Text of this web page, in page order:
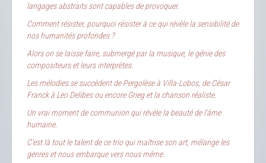
langages abstraits sont capables de provoquer.
Comment résister, pourquoi résister à ce qui révèle la sensibilité de
nos humanités profondes ?
Alors on se laisse faire, submergé par la musique, le génie des
compositeurs et leurs interprètes.
Les mélodies se succèdent de Pergolèse à Villa-Lobos, de César
Franck à Leo Delibes ou encore Grieg et la chanson réaliste.
Un vrai moment de communion qui révèle la beauté de l'âme
humaine.
C'est là tout le talent de ce trio qui maîtrise son art, mélange les
genres et nous embarque vers nous même.